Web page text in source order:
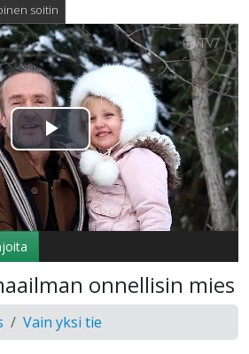
soitin
Toista
Video
onnellisin mies
Vain yksi tie